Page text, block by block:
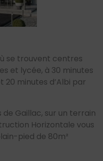
se trouvent centres
et lycée, à 30 minutes
20 minutes d’Albi par
Gaillac, sur un terrain
Horizontale vous
pied de 80m²